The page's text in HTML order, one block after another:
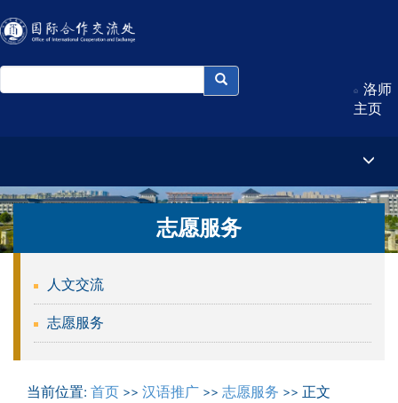
洛师
主页
志愿服务
人文交流
志愿服务
当前位置: 首页 >> 汉语推广 >> 志愿服务 >> 正文